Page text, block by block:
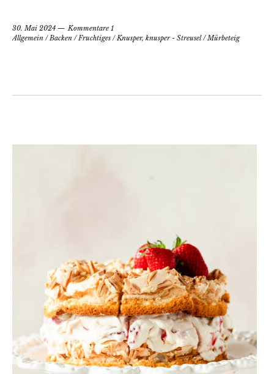
30. Mai 2024
Kommentare 1
Allgemein /Backen /Fruchtiges /Knusper, knusper - Streusel/Mürbeteig